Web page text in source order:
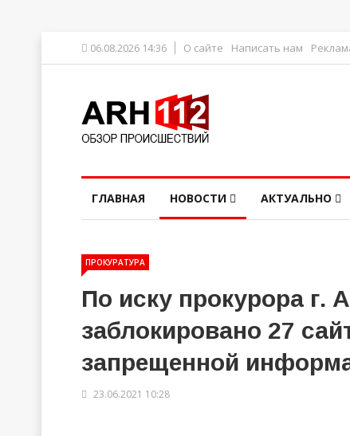
06.08.2026 14:36 О сайте Написать нам
ГЛАВНАЯ НОВОСТИ АКТУАЛЬНО
ПРОКУРАТУРА
По иску прокурора г.
заблокировано 27
запрещенной
23.06.2021 10:28